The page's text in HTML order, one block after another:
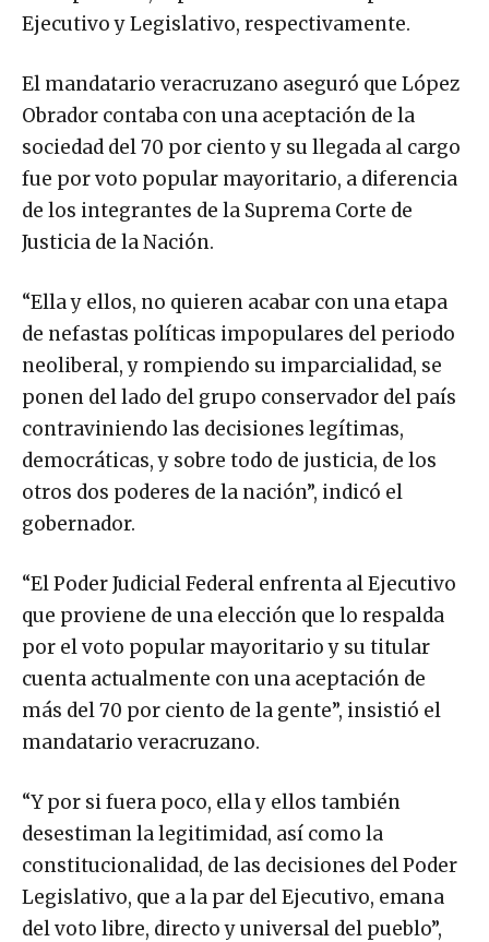
Ejecutivo y Legislativo, respectivamente.
El mandatario veracruzano aseguró que López
Obrador contaba con una aceptación de la
sociedad del 70 por ciento y su llegada al cargo
fue por voto popular mayoritario, a diferencia
de los integrantes de la Suprema Corte de
Justicia de la Nación.
“Ella y ellos, no quieren acabar con una etapa
de nefastas políticas impopulares del periodo
neoliberal, y rompiendo su imparcialidad, se
ponen del lado del grupo conservador del país
contraviniendo las decisiones legítimas,
democráticas, y sobre todo de justicia, de los
otros dos poderes de la nación”, indicó el
gobernador.
“El Poder Judicial Federal enfrenta al Ejecutivo
que proviene de una elección que lo respalda
por el voto popular mayoritario y su titular
cuenta actualmente con una aceptación de
más del 70 por ciento de la gente”, insistió el
mandatario veracruzano.
“Y por si fuera poco, ella y ellos también
desestiman la legitimidad, así como la
constitucionalidad, de las decisiones del Poder
Legislativo, que a la par del Ejecutivo, emana
del voto libre, directo y universal del pueblo”,